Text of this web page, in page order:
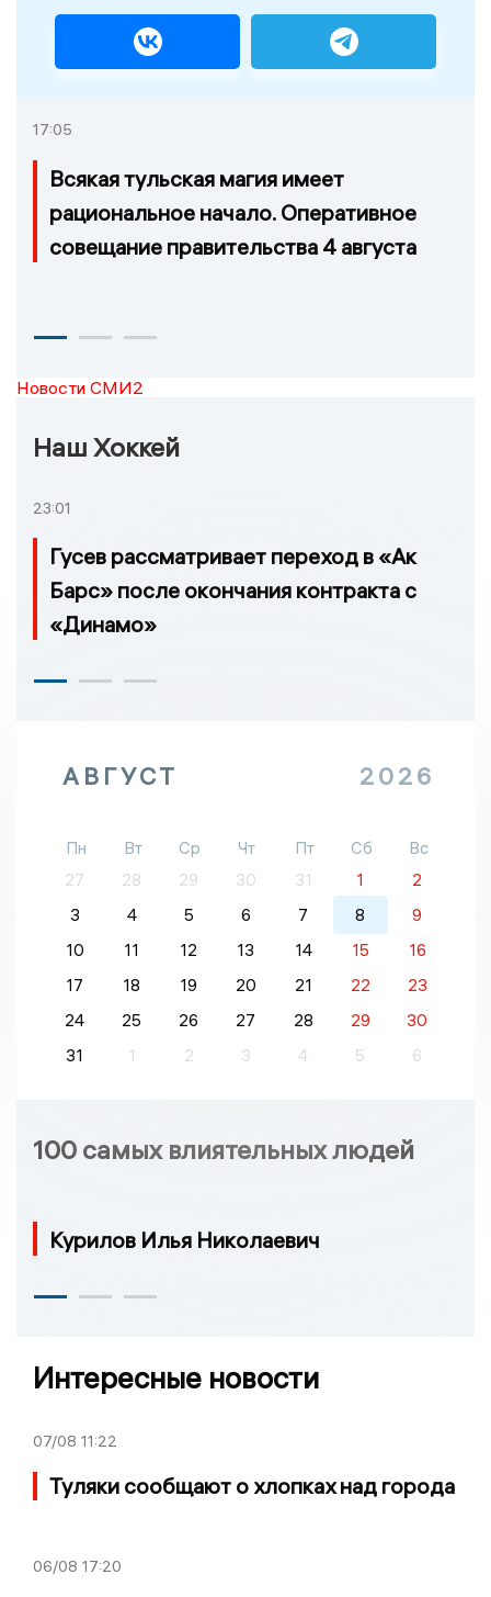
17:05
Всякая тульская магия имеет
рациональное начало. Оперативное
совещание правительства 4 августа
Новости СМИ2
Наш Хоккей
23:01
Гусев рассматривает переход в «Ак
Барс» после окончания контракта с
«Динамо»
АВГУСТ 2026
Пн Вт Ср Чт Пт Сб
Вс
27
28 29 30 31 1
2
3
4 5 6 7 8
9
10
11 12 13 14 15
16
17
18 19 20 21 22
23
24
25 26 27 28 29
30
31
1 2 3 4 5 6
100 самых влиятельных людей
Курилов Илья Николаевич
Интересные новости
07/08 11:22
Туляки сообщают о хлопках над города
06/08 17:20